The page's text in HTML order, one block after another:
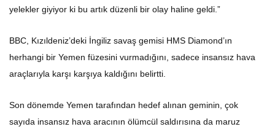
yelekler giyiyor ki bu artık düzenli bir olay haline geldi.”
BBC, Kızıldeniz’deki İngiliz savaş gemisi HMS Diamond’ın
herhangi bir Yemen füzesini vurmadığını, sadece insansız hava
araçlarıyla karşı karşıya kaldığını belirtti.
Son dönemde Yemen tarafından hedef alınan geminin, çok
sayıda insansız hava aracının ölümcül saldırısına da maruz